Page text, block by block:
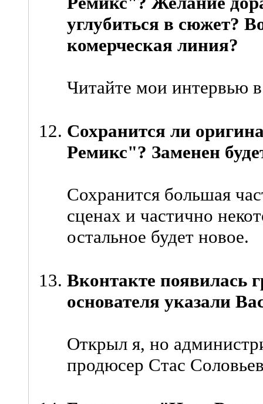
углубиться в сюжет?
комерческая линия?
Читайте мои интервью в
Сохранится ли
Ремикс"? Заменен
Сохранится большая
сценах и частично
остальное будет новое.
Вконтакте появилась
основателя указали
Открыл я, но
продюсер Стас